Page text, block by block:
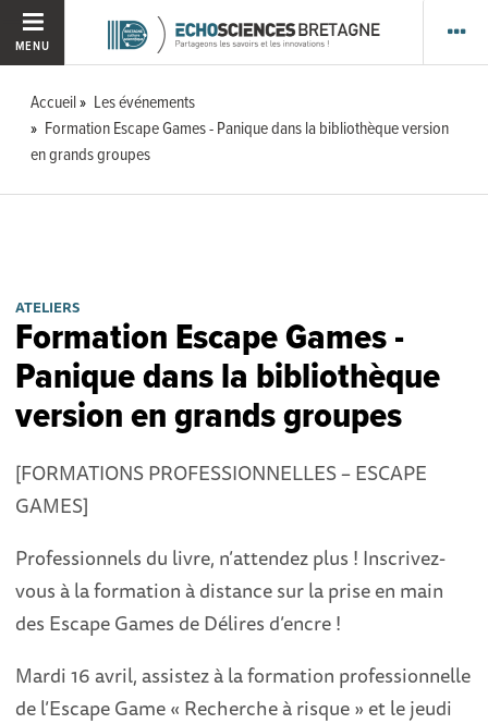
MENU
Accueil
Les événements
Formation Escape Games - Panique dans la bibliothèque version
en grands groupes
ATELIERS
Formation Escape Games -
Panique dans la bibliothèque
version en grands groupes
[FORMATIONS PROFESSIONNELLES – ESCAPE
GAMES]
Professionnels du livre, n’attendez plus ! Inscrivez-
vous à la formation à distance sur la prise en main
des Escape Games de Délires d’encre !
Mardi 16 avril, assistez à la formation professionnelle
de l’Escape Game « Recherche à risque » et le jeudi